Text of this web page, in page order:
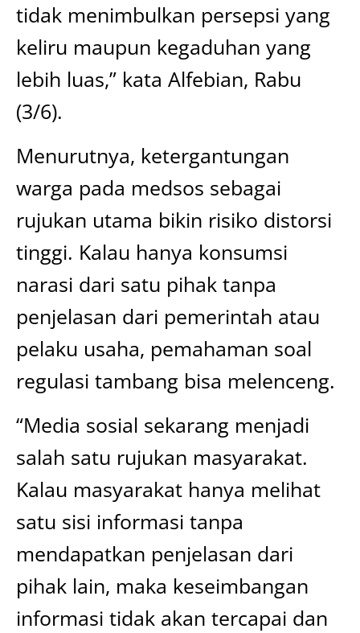
tidak menimbulkan persepsi yang
keliru maupun kegaduhan yang
lebih luas,” kata Alfebian, Rabu
(3/6).
Menurutnya, ketergantungan
warga pada medsos sebagai
rujukan utama bikin risiko distorsi
tinggi. Kalau hanya konsumsi
narasi dari satu pihak tanpa
penjelasan dari pemerintah atau
pelaku usaha, pemahaman soal
regulasi tambang bisa melenceng.
“Media sosial sekarang menjadi
salah satu rujukan masyarakat.
Kalau masyarakat hanya melihat
satu sisi informasi tanpa
mendapatkan penjelasan dari
pihak lain, maka keseimbangan
informasi tidak akan tercapai dan